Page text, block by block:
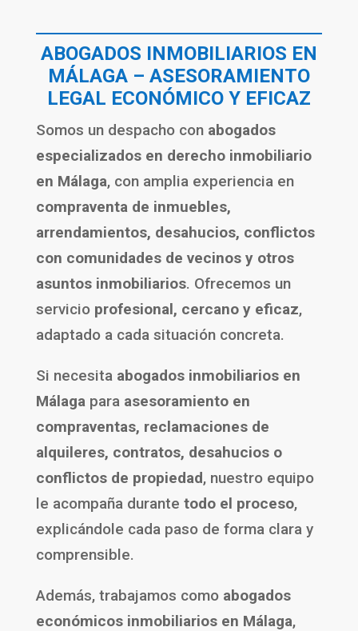
ABOGADOS INMOBILIARIOS EN
MÁLAGA – ASESORAMIENTO
LEGAL ECONÓMICO Y EFICAZ
Somos un despacho con abogados
especializados en derecho inmobiliario
en Málaga, con amplia experiencia en
compraventa de inmuebles,
arrendamientos, desahucios, conflictos
con comunidades de vecinos y otros
asuntos inmobiliarios. Ofrecemos un
servicio profesional, cercano y eficaz,
adaptado a cada situación concreta.
Si necesita abogados inmobiliarios en
Málaga para asesoramiento en
compraventas, reclamaciones de
alquileres, contratos, desahucios o
conflictos de propiedad, nuestro equipo
le acompaña durante todo el proceso,
explicándole cada paso de forma clara y
comprensible.
Además, trabajamos como abogados
económicos inmobiliarios en Málaga,